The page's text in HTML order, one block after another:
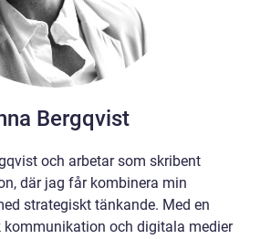
Bergqvist
och arbetar som skribent
där jag får kombinera min
strategiskt tänkande. Med en
kommunikation och digitala medier